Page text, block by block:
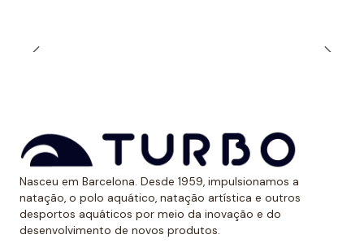
solares. Dessa forma, evitam ter uma marca óbvia
habitual. No caso de compará-lo com o fato de banho
de alça larga Turbo, sugerimos optar por um tamanho
menor, já que eles são um pouco maiores.
Nasceu em Barcelona. Desde 1959, impulsionamos a
natação, o polo aquático, natação artística e outros
desportos aquáticos por meio da inovação e do
desenvolvimento de novos produtos.